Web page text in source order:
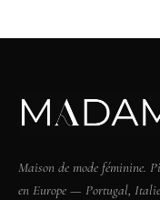
Maison de mode féminine.
en Europe — Portugal,